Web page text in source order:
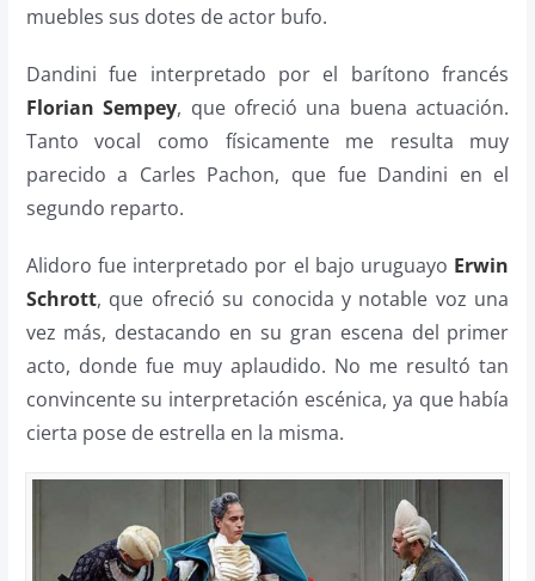
muebles sus dotes de actor bufo.
Dandini fue interpretado por el barítono francés
Florian Sempey, que ofreció una buena actuación.
Tanto vocal como físicamente me resulta muy
parecido a Carles Pachon, que fue Dandini en el
segundo reparto.
Alidoro fue interpretado por el bajo uruguayo Erwin
Schrott, que ofreció su conocida y notable voz una
vez más, destacando en su gran escena del primer
acto, donde fue muy aplaudido. No me resultó tan
convincente su interpretación escénica, ya que había
cierta pose de estrella en la misma.